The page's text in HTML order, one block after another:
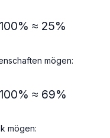
× 100\% ≈
100% ≈ 25%
mögen:
× 100\% ≈
100% ≈ 69%
mögen: